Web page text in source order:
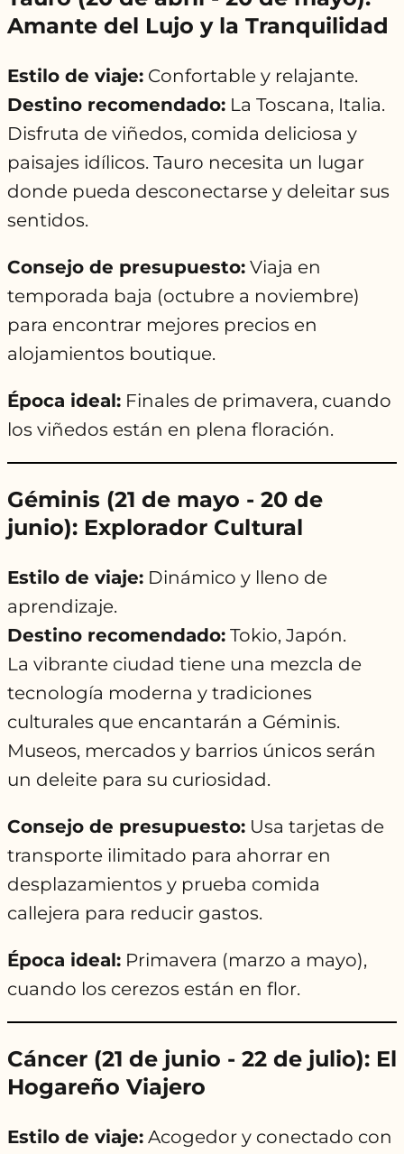
Amante del Lujo y la Tranquilidad
Estilo de viaje: Confortable y relajante.
Destino recomendado: La Toscana, Italia.
Disfruta de viñedos, comida deliciosa y
paisajes idílicos. Tauro necesita un lugar
donde pueda desconectarse y deleitar sus
sentidos.
Consejo de presupuesto: Viaja en
temporada baja (octubre a noviembre)
para encontrar mejores precios en
alojamientos boutique.
Época ideal: Finales de primavera, cuando
los viñedos están en plena floración.
Géminis (21 de mayo - 20 de
junio): Explorador Cultural
Estilo de viaje: Dinámico y lleno de
aprendizaje.
Destino recomendado: Tokio, Japón.
La vibrante ciudad tiene una mezcla de
tecnología moderna y tradiciones
culturales que encantarán a Géminis.
Museos, mercados y barrios únicos serán
un deleite para su curiosidad.
Consejo de presupuesto: Usa tarjetas de
transporte ilimitado para ahorrar en
desplazamientos y prueba comida
callejera para reducir gastos.
Época ideal: Primavera (marzo a mayo),
cuando los cerezos están en flor.
Cáncer (21 de junio - 22 de julio): El
Hogareño Viajero
Estilo de viaje: Acogedor y conectado con